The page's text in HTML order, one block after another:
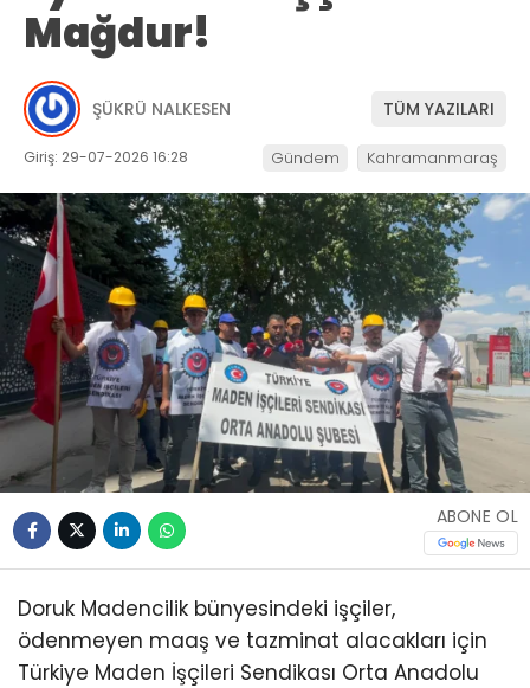
Mağdur!
ŞÜKRÜ NALKESEN TÜM YAZILARI
Giriş: 29-07-2026 16:28 Gündem Kahramanmaraş
ABONE OL
Doruk Madencilik bünyesindeki işçiler,
ödenmeyen maaş ve tazminat alacakları için
Türkiye Maden İşçileri Sendikası Orta Anadolu